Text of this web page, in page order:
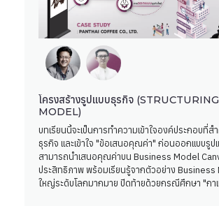
โครงสร้างรูปแบบธุรกิจ
MODEL)
บทเรียนนี้จะเป็นการทำความเข้าใจองค์ประกอบที่
ธุรกิจ และเข้าใจ "ข้อเสนอคุณค่า" ก่อนออกแบบรูป
สามารถนำเสนอคุณค่าบน Business Model
ประสิทธิภาพ พร้อมเรียนรู้จากตัวอย่าง
ใหญ่ระดับโลกมากมาย ปิดท้ายด้วยกรณีศึกษา "กา